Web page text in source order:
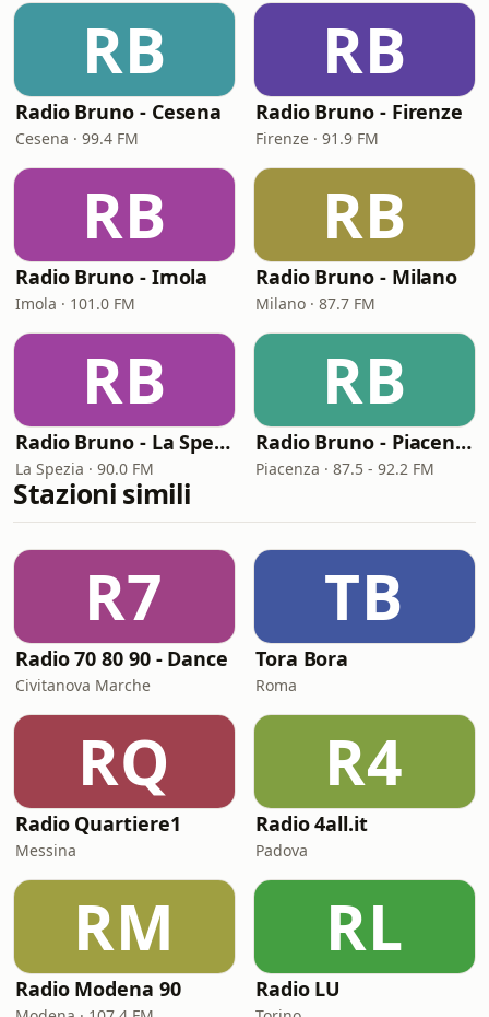
RB
Radio Bruno - Cesena
Cesena · 99.4 FM
RB
Radio Bruno - Firenze
Firenze · 91.9 FM
RB
Radio Bruno - Imola
Imola · 101.0 FM
RB
Radio Bruno - Milano
Milano · 87.7 FM
RB
Radio Bruno - La Spezia
La Spezia · 90.0 FM
RB
Radio Bruno - Piacenza
Piacenza · 87.5 - 92.2 FM
Stazioni simili
R7
Radio 70 80 90 - Dance
Civitanova Marche
TB
Tora Bora
Roma
RQ
Radio Quartiere1
Messina
R4
Radio 4all.it
Padova
RM
Radio Modena 90
RL
Radio LU